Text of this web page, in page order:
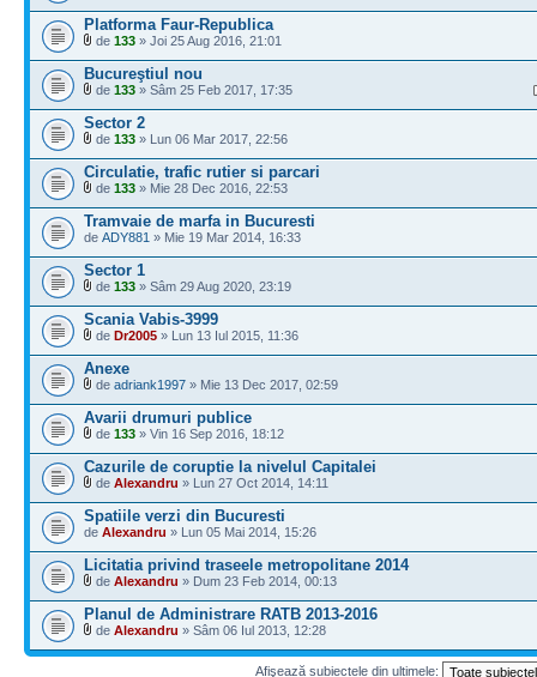
Platforma Faur-Republica
de 133 » Joi 25 Aug 2016, 21:01
Bucureştiul nou
de 133 » Sâm 25 Feb 2017, 17:35
Sector 2
de 133 » Lun 06 Mar 2017, 22:56
Circulatie, trafic rutier si parcari
de 133 » Mie 28 Dec 2016, 22:53
Tramvaie de marfa in Bucuresti
de ADY881 » Mie 19 Mar 2014, 16:33
Sector 1
de 133 » Sâm 29 Aug 2020, 23:19
Scania Vabis-3999
de Dr2005 » Lun 13 Iul 2015, 11:36
Anexe
de adriank1997 » Mie 13 Dec 2017, 02:59
Avarii drumuri publice
de 133 » Vin 16 Sep 2016, 18:12
Cazurile de coruptie la nivelul Capitalei
de Alexandru » Lun 27 Oct 2014, 14:11
Spatiile verzi din Bucuresti
de Alexandru » Lun 05 Mai 2014, 15:26
Licitatia privind traseele metropolitane 2014
de Alexandru » Dum 23 Feb 2014, 00:13
Planul de Administrare RATB 2013-2016
de Alexandru » Sâm 06 Iul 2013, 12:28
Afişează subiectele din ultimele: